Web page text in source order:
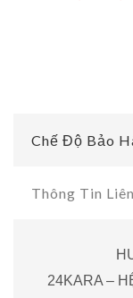
Chế Độ Bảo
Thông Tin
24KARA –